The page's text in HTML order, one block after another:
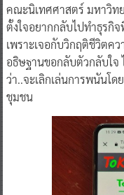
คณะนิเทศศาสตร์ มหาวิท
ตั้งใจอยากกลับไปทำธุรกิ
เพราะเจอกับวิกฤติชีวิตค
อธิษฐานขอกลับตัวกลับใจ
ว่า..จะเลิกเล่นการพนันโ
ชุมชน